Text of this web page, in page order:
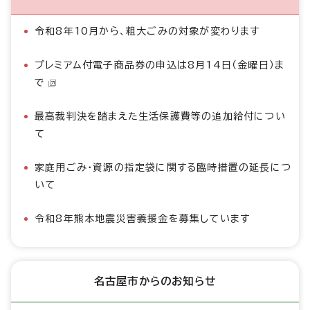
令和8年10月から、粗大ごみの対象が変わります
プレミアム付電子商品券の申込は8月14日（金曜日）ま
で
最高裁判決を踏まえた生活保護費等の追加給付につい
て
家庭用ごみ・資源の指定袋に関する臨時措置の延長につ
いて
令和8年熊本地震災害義援金を募集しています
名古屋市からのお知らせ